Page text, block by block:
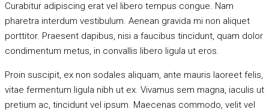
Curabitur adipiscing erat vel libero tempus congue. Nam
pharetra interdum vestibulum. Aenean gravida mi non aliquet
porttitor. Praesent dapibus, nisi a faucibus tincidunt, quam dolor
condimentum metus, in convallis libero ligula ut eros.
Proin suscipit, ex non sodales aliquam, ante mauris laoreet felis,
vitae fermentum ligula nibh ut ex. Vivamus sem magna, iaculis ut
pretium ac, tincidunt vel ipsum. Maecenas commodo, velit vel